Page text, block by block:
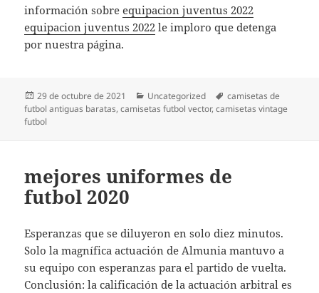
información sobreequipacion juventus 2022
equipacion juventus 2022 le imploro que detenga
por nuestra página.
Publicado
el
29 de octubre de 2021 Categorías
Uncategorized Etiquetas
camisetas de
futbol antiguas baratas,camisetas futbol vector,camisetas vintage
futbol
mejores uniformes de
futbol 2020
Esperanzas que se diluyeron en solo diez minutos.
Solo la magnífica actuación de Almunia mantuvo a
su equipo con esperanzas para el partido de vuelta.
Conclusión: la calificación de la actuación arbitral es